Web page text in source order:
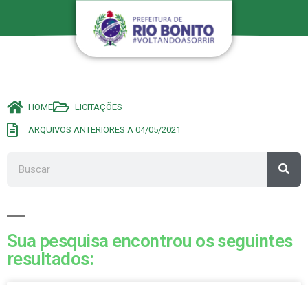
HOME LICITAÇÕES
ARQUIVOS ANTERIORES A 04/05/2021
Sua pesquisa encontrou os seguintes
resultados: